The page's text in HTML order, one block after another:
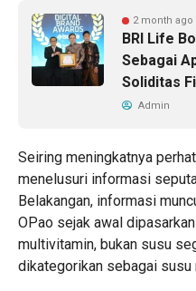
2 month ago
BRI Life
Sebagai
Soliditas
Admin
Seiring meningkatnya
menelusuri informasi
Belakangan, informasi
OPao sejak awal
multivitamin, bukan susu
dikategorikan sebagai susu